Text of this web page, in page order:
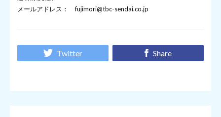
メールアドレス： fujimori@tbc-sendai.co.jp
Twitter Share